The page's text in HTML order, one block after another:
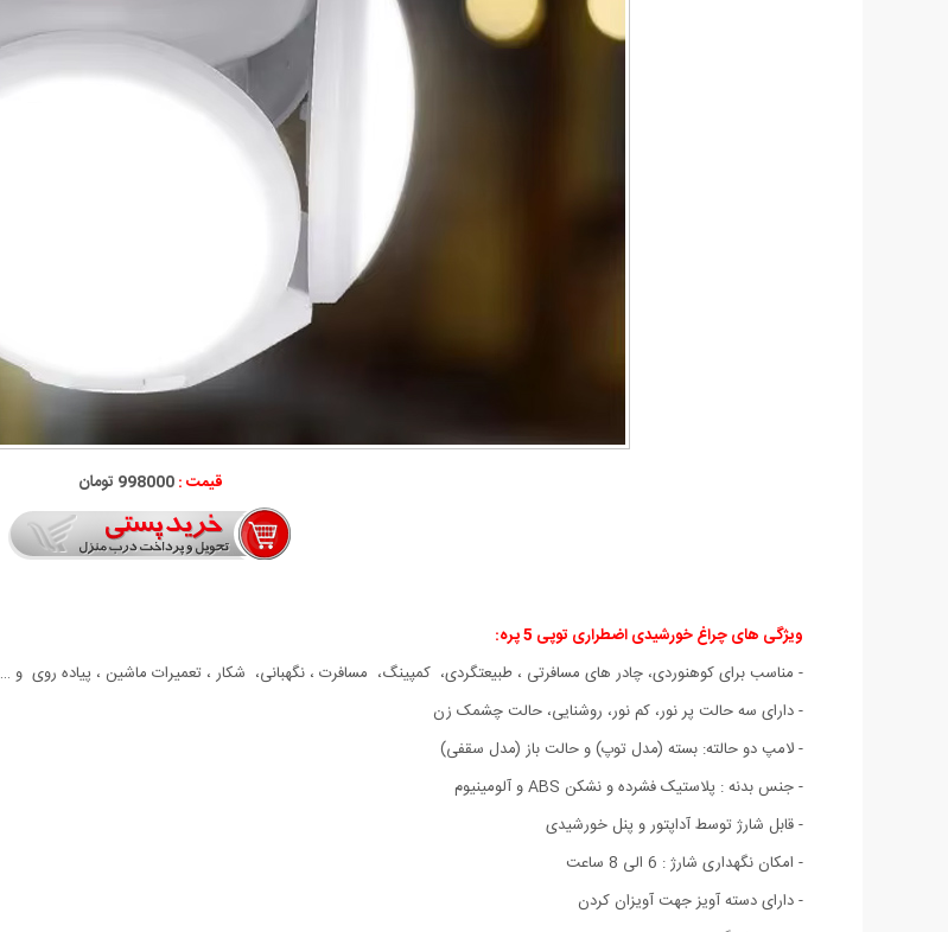
قیمت :998000 تومان
ویژگی های چراغ خورشیدی اضطراری توپی 5 پره:
- مناسب برای کوهنوردی، چادر های مسافرتی ، طبیعتگردی، کمپینگ، مسافرت ، نگهبانی، شکار ، تعمیرات ماشین ، پیاده روی و …
- دارای سه حالت پر نور، کم نور، روشنایی، حالت چشمک زن
- لامپ دو حالته: بسته (مدل توپ) و حالت باز (مدل سقفی)
- جنس بدنه : پلاستیک فشرده و نشکن ABS و آلومینیوم
- قابل شارژ توسط آداپتور و پنل خورشیدی
- امکان نگهداری شارژ : 6 الی 8 ساعت
- دارای دسته آویز جهت آویزان کردن